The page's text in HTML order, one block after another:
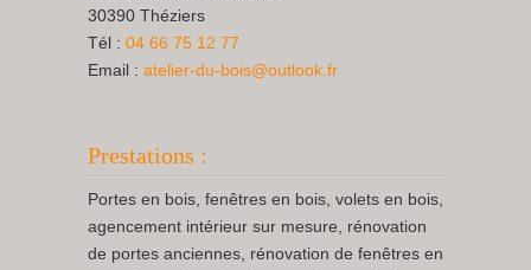
30390 Théziers
Tél : 04 66 75 12 77
Email : atelier-du-bois@outlook.fr
Prestations :
Portes en bois, fenêtres en bois, volets en bois,
agencement intérieur sur mesure, rénovation
de portes anciennes, rénovation de fenêtres en